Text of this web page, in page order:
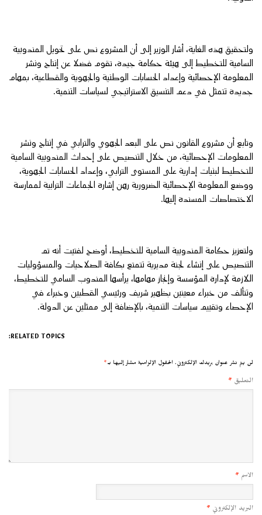
ولتحقيق هذه الغاية، أشار الوزير إلى أن المشروع نص على تحويل المندوبية
السامية للتخطيط إلى هيئة حكامة جيدة، تقوم فضلا عن إنتاج ونشر
المعلومة الإحصائية وإعداد الحسابات الوطنية والجهوية والقطاعية، بمهام
جديدة تتمثل في دعم التنسيق الاستراتيجي لسياسات التنمية.
وتابع أن مشروع القانون نص على البعد الجهوي والترابي في إنتاج ونشر
المعلومات الإحصائية، من خلال التنصيص على إحداث المندوبية السامية
للتخطيط لبنيات إدارية على المستوى الترابي، وإعداد الحسابات الجهوية،
ووضع المعلومة الإحصائية الضرورية رهن إشارة الجماعات الترابية لممارسة
الاختصاصات المسندة إليها.
ولتعزيز حكامة المندوبية السامية للتخطيط، أوضح لفتيت أنه تم
التنصيص على إنشاء لجنة مديرية تتمتع بكافة الصلاحيات والمسؤوليات
اللازمة لإدارة المؤسسة وإنجاز مهامها، يرأسها المندوب السامي للتخطيط،
وتتألف من خبراء معينين بظهير شريف ورئيسي القطبين وخبراء في
الإحصاء وتقييم سياسات التنمية، بالإضافة إلى ممثلين عن الدولة.
RELATED TOPICS:
لن يتم نشر عنوان بريدك الإلكتروني. الحقول الإلزامية مشار إليها بـ*
التعليق *
الاسم *
البريد الإلكتروني *